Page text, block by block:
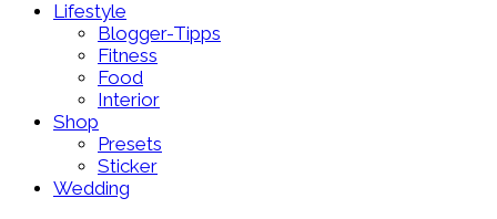
Lifestyle
Blogger-Tipps
Fitness
Food
Interior
Shop
Presets
Sticker
Wedding